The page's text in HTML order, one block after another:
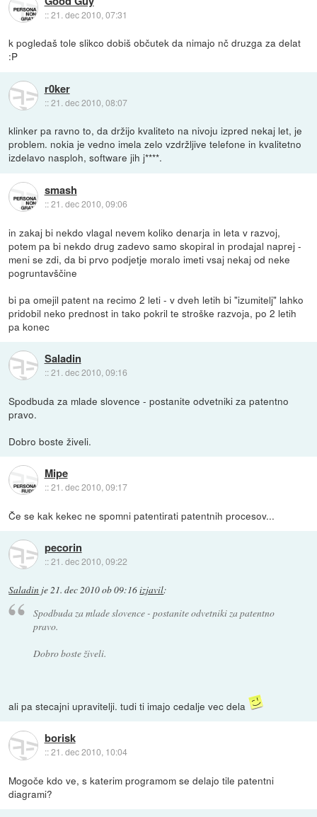
::21. dec 2010, 07:31
k pogledaš tole slikco dobiš občutek da nimajo nč druzga za delat
:P
r0ker
::21. dec 2010, 08:07
klinker pa ravno to, da držijo kvaliteto na nivoju izpred nekaj let, je
problem. nokia je vedno imela zelo vzdržljive telefone in kvalitetno
izdelavo nasploh, software jih j****.
smash
::21. dec 2010, 09:06
in zakaj bi nekdo vlagal nevem koliko denarja in leta v razvoj,
potem pa bi nekdo drug zadevo samo skopiral in prodajal naprej -
meni se zdi, da bi prvo podjetje moralo imeti vsaj nekaj od neke
pogruntavščine
bi pa omejil patent na recimo 2 leti - v dveh letih bi "izumitelj" lahko
pridobil neko prednost in tako pokril te stroške razvoja, po 2 letih
pa konec
Saladin
::21. dec 2010, 09:16
Spodbuda za mlade slovence - postanite odvetniki za patentno
pravo.
Dobro boste živeli.
Mipe
::21. dec 2010, 09:17
Če se kak kekec ne spomni patentirati patentnih procesov...
pecorin
::21. dec 2010, 09:22
Saladin je 21. dec 2010 ob 09:16izjavil:
Spodbuda za mlade slovence - postanite odvetniki za patentno
pravo.
Dobro boste živeli.
ali pa stecajni upravitelji. tudi ti imajo cedalje vec dela
borisk
::21. dec 2010, 10:04
Mogoče kdo ve, s katerim programom se delajo tile patentni
diagrami?